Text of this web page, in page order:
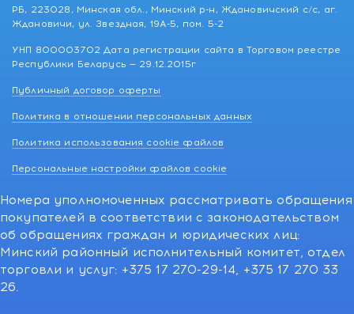
РБ, 223028, Минская обл., Минский р-н, Ждановичский с/с, аг.
Ждановичи, ул. Звездная, 19А-5, пом. 5-2
УНП 800003702 Дата регистрации сайта в Торговом реестре
Республики Беларусь — 29.12.2015г
Публичный договор оферты
Политика в отношении персональных данных
Политика использования cookie файлов
Персональные настройки файлов cookie
Номера уполномоченных рассматривать обращения
покупателей в соответствии с законодательством
об обращениях граждан и юридических лиц:
Минский районный исполнительный комитет, отдел
торговли и услуг: +375 17 270-29-14, +375 17 270 33
26.